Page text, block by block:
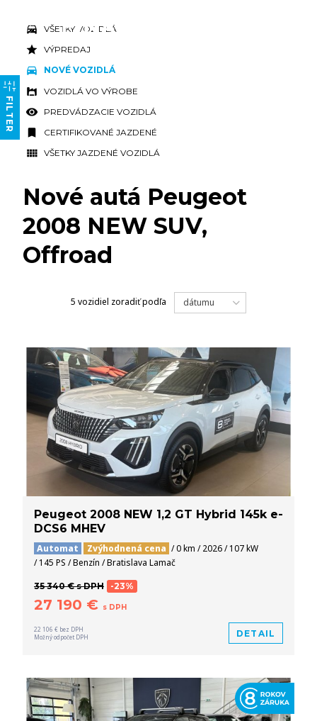
FILTER
VŠETKY VOZIDLÁ
VÝPREDAJ
NOVÉ VOZIDLÁ
VOZIDLÁ VO VÝROBE
PREDVÁDZACIE VOZIDLÁ
CERTIFIKOVANÉ JAZDENÉ
VŠETKY JAZDENÉ VOZIDLÁ
Nové autá Peugeot
2008 NEW SUV,
Offroad
5 vozidiel zoradiť podľa dátumu
Peugeot 2008 NEW 1,2 GT Hybrid 145k e-
DCS6 MHEV
Automat Zvýhodnená cena / 0 km / 2026 / 107 kW
/ 145 PS / Benzín / Bratislava Lamač
35 340 € s DPH -23%
27 190 € s DPH
22 106 € bez DPH
Možný odpočet DPH
DETAIL